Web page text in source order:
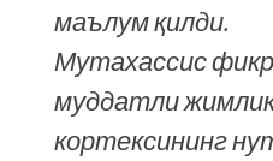
маълум қилди.
Мутахассис
муддатли
кортексининг